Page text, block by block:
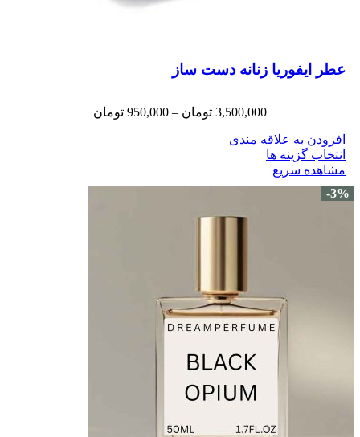
عطر ایفوریا زنانه دست ساز
3,500,000 تومان –
950,000 تومان
افزودن به علاقه مندی
انتخاب گزینه ها
مشاهده سریع
-3%